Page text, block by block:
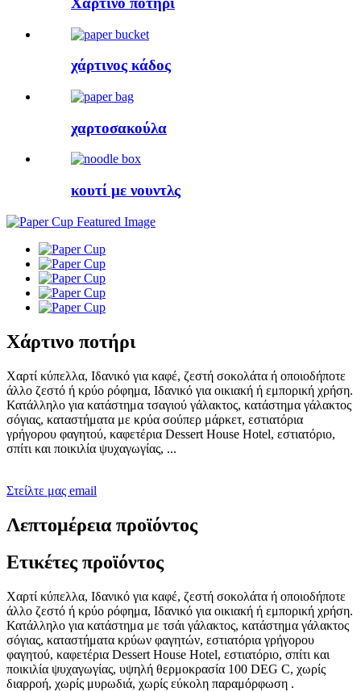
χάρτινος κάδος
χαρτοσακούλα
κουτί με νουντλς
Χάρτινο ποτήρι
Χαρτί κύπελλα, Ιδανικό για καφέ, ζεστή σοκολάτα ή οποιοδήποτε
άλλο ζεστό ή κρύο ρόφημα, Ιδανικό για οικιακή ή εμπορική χρήση.
Κατάλληλο για κατάστημα τσαγιού γάλακτος, κατάστημα γάλακτος
σόγιας, καταστήματα με κρύα σούπερ μάρκετ, εστιατόρια
γρήγορου φαγητού, καφετέρια Dessert House Hotel, εστιατόριο,
σπίτι και ποικιλία ψυχαγωγίας, ...
Στείλτε μας email
Λεπτομέρεια προϊόντος
Ετικέτες προϊόντος
Χαρτί κύπελλα, Ιδανικό για καφέ, ζεστή σοκολάτα ή οποιοδήποτε
άλλο ζεστό ή κρύο ρόφημα, Ιδανικό για οικιακή ή εμπορική χρήση.
Κατάλληλο για κατάστημα με τσάι γάλακτος, κατάστημα γάλακτος
σόγιας, καταστήματα κρύων φαγητών, εστιατόρια γρήγορου
φαγητού, καφετέρια Dessert House Hotel, εστιατόριο, σπίτι και
ποικιλία ψυχαγωγίας, υψηλή θερμοκρασία 100 DEG C, χωρίς
διαρροή, χωρίς μυρωδιά, χωρίς εύκολη παραμόρφωση .